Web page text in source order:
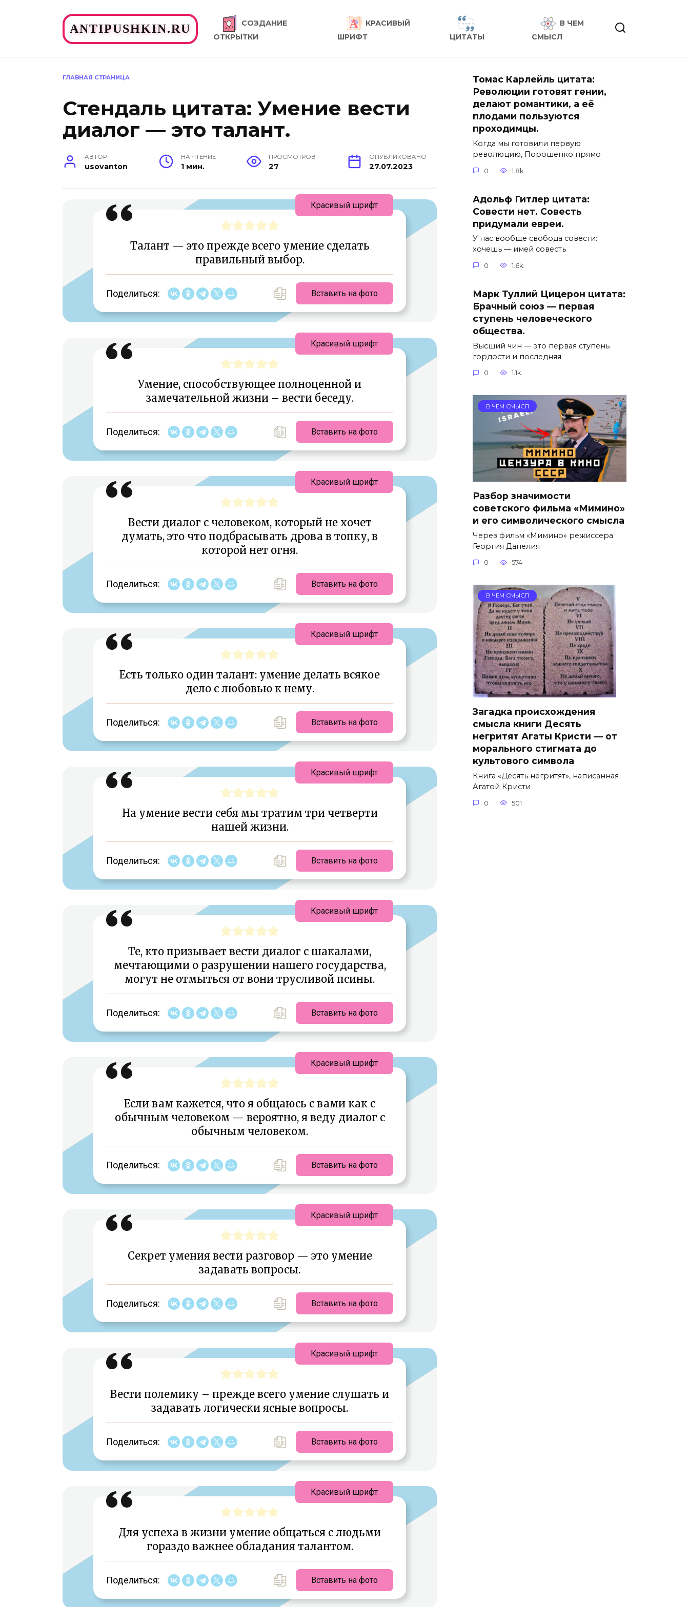
ANTIPUSHKIN.RU
СОЗДАНИЕ
ОТКРЫТКИ
КРАСИВЫЙ
ШРИФТ
ЦИТАТЫ
В ЧЕМ
СМЫСЛ
ГЛАВНАЯ СТРАНИЦА
Стендаль цитата: Умение вести
диалог — это талант.
АВТОР
usovanton
НА ЧТЕНИЕ
1 мин.
ПРОСМОТРОВ
27
ОПУБЛИКОВАНО
27.07.2023
Талант — это прежде всего умение сделать
правильный выбор.
Поделиться: Вставить на фото
Красивый шрифт
Умение, способствующее полноценной и
замечательной жизни – вести беседу.
Поделиться: Вставить на фото
Красивый шрифт
Вести диалог с человеком, который не хочет
думать, это что подбрасывать дрова в топку, в
которой нет огня.
Поделиться: Вставить на фото
Красивый шрифт
Есть только один талант: умение делать всякое
дело с любовью к нему.
Поделиться: Вставить на фото
Красивый шрифт
На умение вести себя мы тратим три четверти
нашей жизни.
Поделиться: Вставить на фото
Красивый шрифт
Те, кто призывает вести диалог с шакалами,
мечтающими о разрушении нашего государства,
могут не отмыться от вони трусливой псины.
Поделиться: Вставить на фото
Красивый шрифт
Если вам кажется, что я общаюсь с вами как с
обычным человеком — вероятно, я веду диалог с
обычным человеком.
Поделиться: Вставить на фото
Красивый шрифт
Секрет умения вести разговор — это умение
задавать вопросы.
Поделиться: Вставить на фото
Красивый шрифт
Вести полемику – прежде всего умение слушать и
задавать логически ясные вопросы.
Поделиться: Вставить на фото
Красивый шрифт
Для успеха в жизни умение общаться с людьми
гораздо важнее обладания талантом.
Поделиться: Вставить на фото
Красивый шрифт
Томас Карлейль цитата:
Революции готовят гении,
делают романтики, а её
плодами пользуются
проходимцы.
Когда мы готовили первую
революцию, Порошенко прямо
0 1.8k.
Адольф Гитлер цитата:
Совести нет. Совесть
придумали евреи.
У нас вообще свобода совести:
хочешь — имей совесть
0 1.6k.
Марк Туллий Цицерон цитата:
Брачный союз — первая
ступень человеческого
общества.
Высший чин — это первая ступень
гордости и последняя
0 1.1k.
В ЧЕМ СМЫСЛ
Разбор значимости
советского фильма «Мимино»
и его символического смысла
Через фильм «Мимино» режиссера
Георгия Данелия
0 574
В ЧЕМ СМЫСЛ
Загадка происхождения
смысла книги Десять
негритят Агаты Кристи — от
морального стигмата до
культового символа
Книга «Десять негритят», написанная
Агатой Кристи
0 501